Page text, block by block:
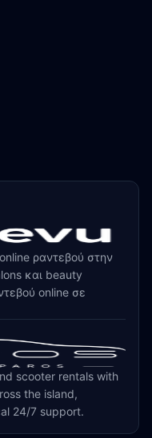
ραντεβού στην
και beauty
online σε
scooter rentals with
the island,
24/7 support.